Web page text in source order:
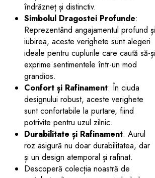
îndrăzneț și distinctiv.
Simbolul Dragostei Profunde:
Reprezentând angajamentul profund și
iubirea, aceste verighete sunt alegeri
ideale pentru cuplurile care caută să-și
exprime sentimentele într-un mod
grandios.
Confort și Rafinament: În ciuda
designului robust, aceste verighete
sunt confortabile la purtare, fiind
potrivite pentru uzul zilnic.
Durabilitate și Rafinament: Aurul
roz asigură nu doar durabilitatea, dar
și un design atemporal și rafinat.
Descoperă colecția noastră de